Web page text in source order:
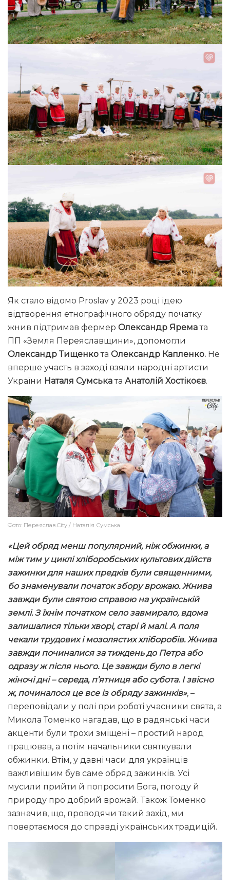
Як стало відомо Proslav у 2023 році ідею
відтворення етнографічного обряду початку
жнив підтримав фермер Олександр Яремата
ПП «Земля Переяславщини», допомогли
Олександр Тищенкота Олександр Капленко. Не
вперше участь в заході взяли народні артисти
України Наталя Сумськата Анатолій Хостікоєв.
Фото: Переяслав.City / Наталія Сумська
«Цей обряд менш популярний, ніж обжинки, а
між тим у циклі хліборобських культових дійств
зажинки для наших предків були священними,
бо знаменували початок збору врожаю. Жнива
завжди були святою справою на українській
землі. З їхнім початком село завмирало, вдома
залишалися тільки хворі, старі й малі. А поля
чекали трудових і мозолястих хліборобів. Жнива
завжди починалися за тиждень до Петра або
одразу ж після нього. Це завжди було в легкі
жіночі дні – середа, п’ятниця або субота. І звісно
ж, починалося це все із обряду зажинків», –
переповідали у полі при роботі учасники свята, а
Микола Томенко нагадав, що в радянські часи
акценти були трохи зміщені – простий народ
працював, а потім начальники святкували
обжинки. Втім, у давні часи для українців
важливішим був саме обряд зажинків. Усі
мусили прийти й попросити Бога, погоду й
природу про добрий врожай. Також Томенко
зазначив, що, проводячи такий захід, ми
повертаємося до справді українських традицій.